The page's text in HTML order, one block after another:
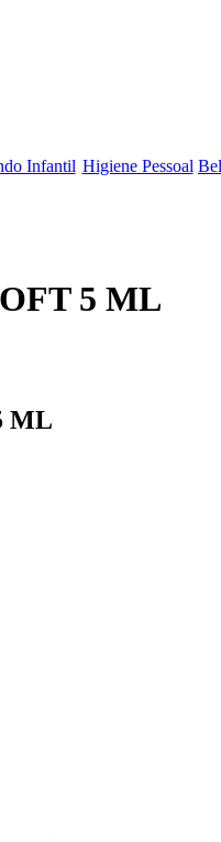
Infantil Higiene Pessoal
5 ML
ML